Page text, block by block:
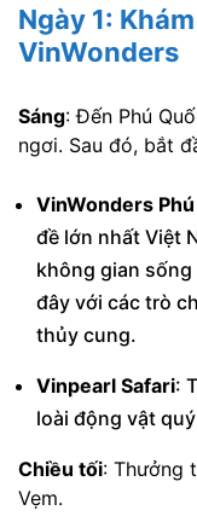
Ngày 1:
VinWonders
Sáng: Đến Phú
ngơi. Sau đó, bắt
VinWonders
đề lớn nhất Việt
không gian
đây với các trò
thủy cung.
Vinpearl Safari:
loài động vật
Chiều tối: Thưởng
Vẹm.